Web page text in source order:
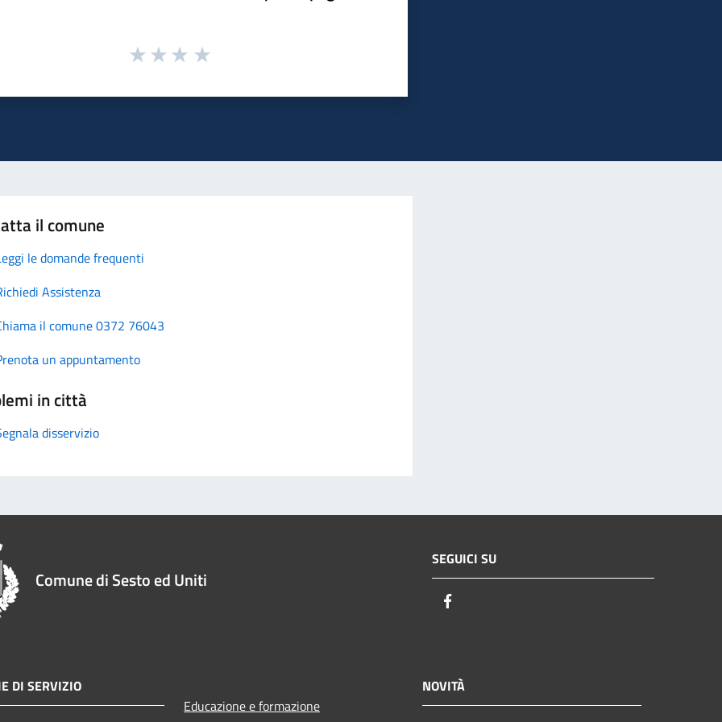
il comune
le domande frequenti
Assistenza
il comune 0372 76043
un appuntamento
in città
disservizio
Comune di Sesto ed Uniti
SEGUICI SU
DI SERVIZIO
Educazione e formazione
NOVITÀ